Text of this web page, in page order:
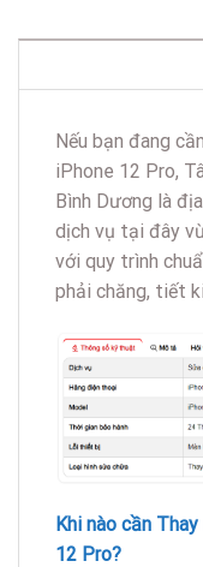
Nếu bạn đang
iPhone 12 Pro,
Bình Dương là
dịch vụ tại đây
với quy trình
phải chăng, tiết
Khi nào cần
12 Pro?